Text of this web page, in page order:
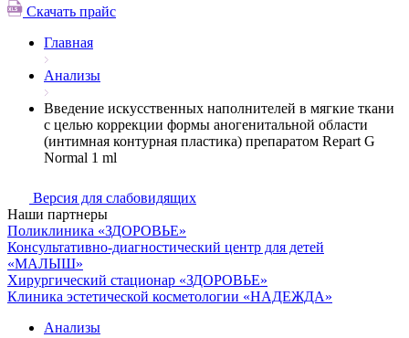
Скачать прайс
Главная
Анализы
Введение искусственных наполнителей в мягкие ткани
с целью коррекции формы аногенитальной области
(интимная контурная пластика) препаратом Repart G
Normal 1 ml
Версия для слабовидящих
Наши партнеры
Поликлиника «ЗДОРОВЬЕ»
Консультативно-диагностический центр для детей
«МАЛЫШ»
Хирургический стационар «ЗДОРОВЬЕ»
Клиника эстетической косметологии «НАДЕЖДА»
Анализы